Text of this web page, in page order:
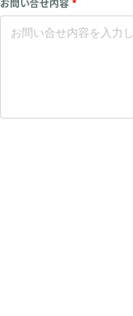
お問い合せ内容 *